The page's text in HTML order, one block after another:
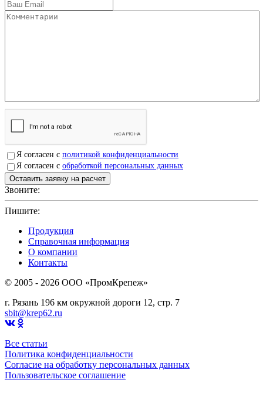
Я согласен с политикой конфиденциальности
Я согласен с обработкой персональных данных
Звоните:
Пишите:
Продукция
Справочная информация
О компании
Контакты
© 2005 - 2026 OOO «ПромКрепеж»
г. Рязань 196 км окружной дороги 12, стр. 7
sbit@krep62.ru
Все статьи
Политика конфиденциальности
Согласие на обработку персональных данных
Пользовательское соглашение